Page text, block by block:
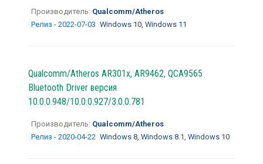
Производитель: Qualcomm/Atheros
Релиз - 2022-07-03 Windows 10, Windows 11
Qualcomm/Atheros AR301x, AR9462, QCA9565
Bluetooth Driver версия
10.0.0.948/10.0.0.927/3.0.0.781
Производитель: Qualcomm/Atheros
Релиз - 2020-04-22 Windows 8, Windows 8.1, Windows 10